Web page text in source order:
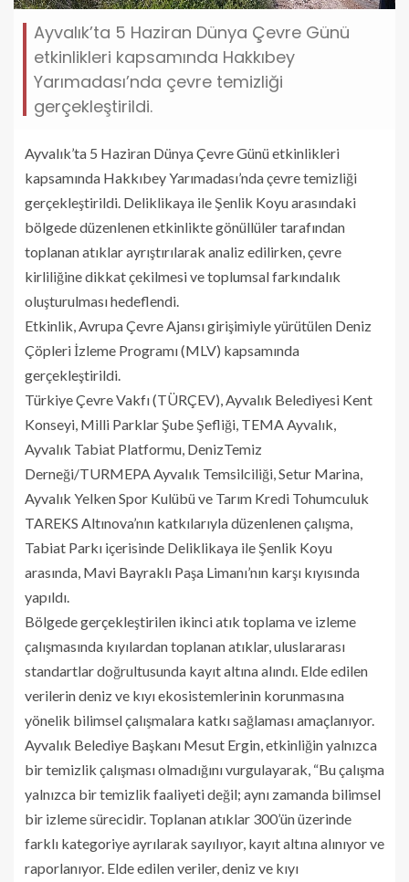
Ayvalık’ta 5 Haziran Dünya Çevre Günü
etkinlikleri kapsamında Hakkıbey
Yarımadası’nda çevre temizliği
gerçekleştirildi.
Ayvalık’ta 5 Haziran Dünya Çevre Günü etkinlikleri
kapsamında Hakkıbey Yarımadası’nda çevre temizliği
gerçekleştirildi. Deliklikaya ile Şenlik Koyu arasındaki
bölgede düzenlenen etkinlikte gönüllüler tarafından
toplanan atıklar ayrıştırılarak analiz edilirken, çevre
kirliliğine dikkat çekilmesi ve toplumsal farkındalık
oluşturulması hedeflendi.
Etkinlik, Avrupa Çevre Ajansı girişimiyle yürütülen Deniz
Çöpleri İzleme Programı (MLV) kapsamında
gerçekleştirildi.
Türkiye Çevre Vakfı (TÜRÇEV), Ayvalık Belediyesi Kent
Konseyi, Milli Parklar Şube Şefliği, TEMA Ayvalık,
Ayvalık Tabiat Platformu, DenizTemiz
Derneği/TURMEPA Ayvalık Temsilciliği, Setur Marina,
Ayvalık Yelken Spor Kulübü ve Tarım Kredi Tohumculuk
TAREKS Altınova’nın katkılarıyla düzenlenen çalışma,
Tabiat Parkı içerisinde Deliklikaya ile Şenlik Koyu
arasında, Mavi Bayraklı Paşa Limanı’nın karşı kıyısında
yapıldı.
Bölgede gerçekleştirilen ikinci atık toplama ve izleme
çalışmasında kıyılardan toplanan atıklar, uluslararası
standartlar doğrultusunda kayıt altına alındı. Elde edilen
verilerin deniz ve kıyı ekosistemlerinin korunmasına
yönelik bilimsel çalışmalara katkı sağlaması amaçlanıyor.
Ayvalık Belediye Başkanı Mesut Ergin, etkinliğin yalnızca
bir temizlik çalışması olmadığını vurgulayarak, “Bu çalışma
yalnızca bir temizlik faaliyeti değil; aynı zamanda bilimsel
bir izleme sürecidir. Toplanan atıklar 300’ün üzerinde
farklı kategoriye ayrılarak sayılıyor, kayıt altına alınıyor ve
raporlanıyor. Elde edilen veriler, deniz ve kıyı